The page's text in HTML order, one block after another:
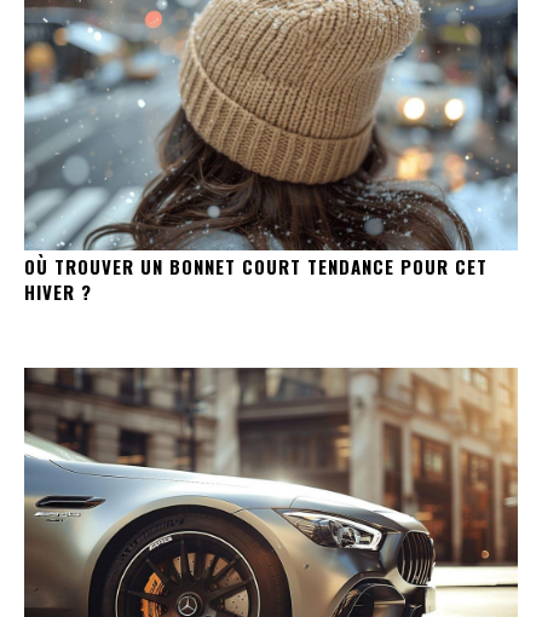
OÙ TROUVER UN BONNET COURT TENDANCE POUR CET
HIVER ?